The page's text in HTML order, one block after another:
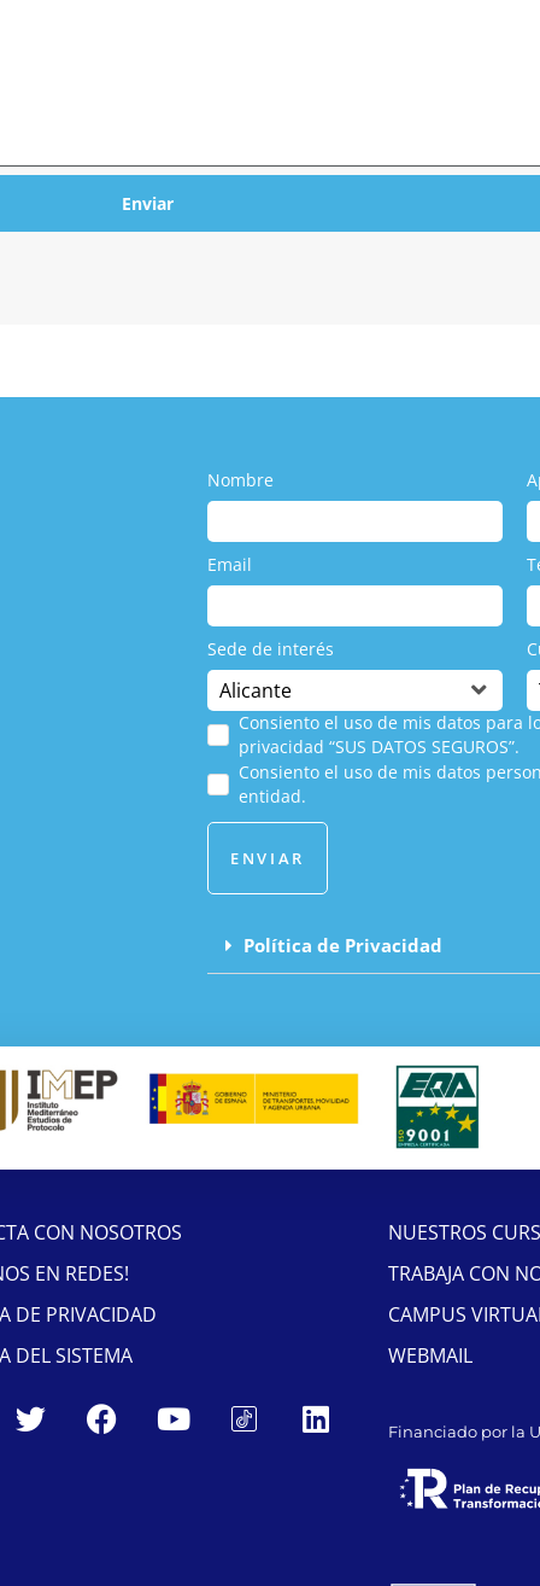
Enviar
Nombre
Email
Sede de interés
Consiento el uso de mis datos para
privacidad “SUS DATOS SEGUROS”.
Consiento el uso de mis datos
entidad.
ENVIAR
Política de Privacidad
CON NOSOTROS
EN REDES!
DE PRIVACIDAD
DEL SISTEMA
NUESTROS
TRABAJA CON
CAMPUS
WEBMAIL
Financiado por la